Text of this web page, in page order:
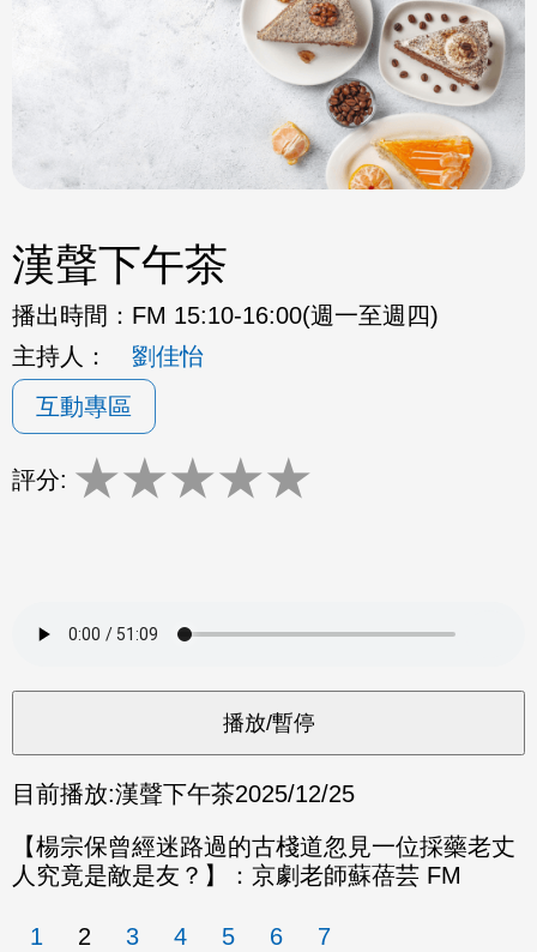
漢聲下午茶
播出時間： FM 15:10-16:00(週一至週四)
主持人：
劉佳怡
互動專區
評分: ★★★★★
目前播放:漢聲下午茶2025/12/25
【楊宗保曾經迷路過的古棧道忽見一位採藥老丈
人究竟是敵是友？】：京劇老師蘇蓓芸 FM
1 2 3 4 5 6 7